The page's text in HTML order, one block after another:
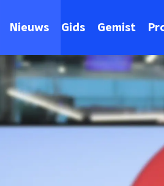
Nieuws Gids Gemist